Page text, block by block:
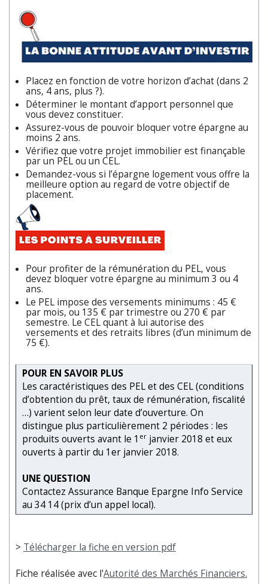
Placez en fonction de votre horizon d’achat (dans 2
ans, 4 ans, plus ?).
Déterminer le montant d’apport personnel que
vous devez constituer.
Assurez-vous de pouvoir bloquer votre épargne au
moins 2 ans.
Vérifiez que votre projet immobilier est finançable
par un PEL ou un CEL.
Demandez-vous si l’épargne logement vous offre la
meilleure option au regard de votre objectif de
placement.
Pour profiter de la rémunération du PEL, vous
devez bloquer votre épargne au minimum 3 ou 4
ans.
Le PEL impose des versements minimums : 45 €
par mois, ou 135 € par trimestre ou 270 € par
semestre. Le CEL quant à lui autorise des
versements et des retraits libres (d’un minimum de
75 €).
POUR EN SAVOIR PLUS
Les caractéristiques des PEL et des CEL (conditions
d’obtention du prêt, taux de rémunération, fiscalité
…) varient selon leur date d’ouverture. On
distingue plus particulièrement 2 périodes : les
produits ouverts avant le 1 er janvier 2018 et eux
ouverts à partir du 1er janvier 2018.
UNE QUESTION
Contactez Assurance Banque Epargne Info Service
au 34 14 (prix d’un appel local).
> Télécharger la fiche en version pdf
Fiche réalisée avec l'Autorité des Marchés Financiers.